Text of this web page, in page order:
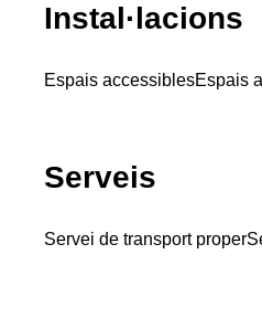
Instal·lacions
Espais accessiblesEspais
Serveis
Servei de transport proper